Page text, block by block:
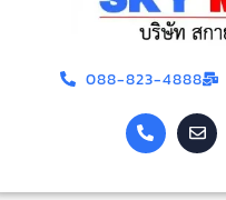
088-823-4888